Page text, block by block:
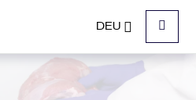
DEU
Menu